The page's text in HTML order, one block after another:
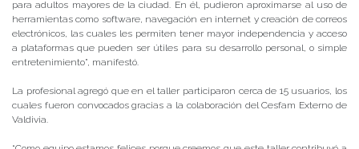
para adultos mayores de la ciudad. En él, pudieron aproximarse al uso de
herramientas como software, navegación en internet y creación de correos
electrónicos, las cuales les permiten tener mayor independencia y acceso
a plataformas que pueden ser útiles para su desarrollo personal, o simple
entretenimiento”, manifestó.
La profesional agregó que en el taller participaron cerca de 15 usuarios, los
cuales fueron convocados gracias a la colaboración del Cesfam Externo de
Valdivia.